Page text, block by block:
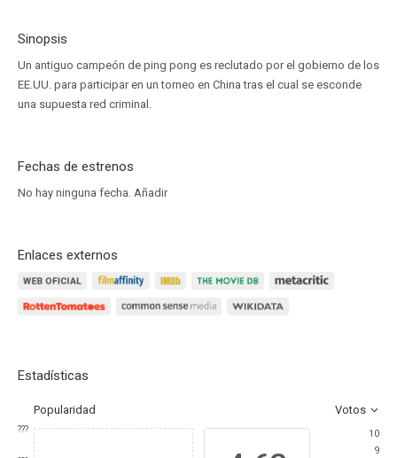
Sinopsis
Un antiguo campeón de ping pong es reclutado por el gobierno de los
EE.UU. para participar en un torneo en China tras el cual se esconde
una supuesta red criminal.
Fechas de estrenos
No hay ninguna fecha. Añadir
Enlaces externos
Estadísticas
Popularidad Votos
???
10
9